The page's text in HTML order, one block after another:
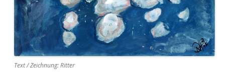
Text / Zeichnung: Ritter